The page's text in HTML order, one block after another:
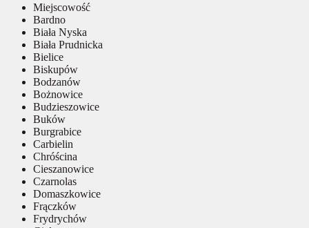
Miejscowość
Bardno
Biała Nyska
Biała Prudnicka
Bielice
Biskupów
Bodzanów
Bożnowice
Budzieszowice
Buków
Burgrabice
Carbielin
Chróścina
Cieszanowice
Czarnolas
Domaszkowice
Frączków
Frydrychów